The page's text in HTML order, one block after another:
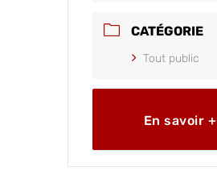
CATÉGORIE
Tout public
En savoir +